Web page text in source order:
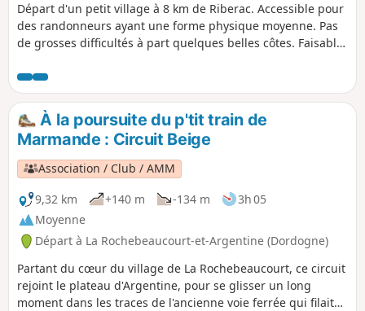
Départ d'un petit village à 8 km de Riberac. Accessible pour
des randonneurs ayant une forme physique moyenne. Pas
de grosses difficultés à part quelques belles côtes. Faisable
À la poursuite du p'tit train de
Marmande : Circuit Beige
Association / Club / AMM
9,32 km
+140 m -134 m
3h 05
Moyenne
Départ à La Rochebeaucourt-et-Argentine (Dordogne)
Partant du cœur du village de La Rochebeaucourt, ce circuit
rejoint le plateau d'Argentine, pour se glisser un long
moment dans les traces de l'ancienne voie ferrée qui filait